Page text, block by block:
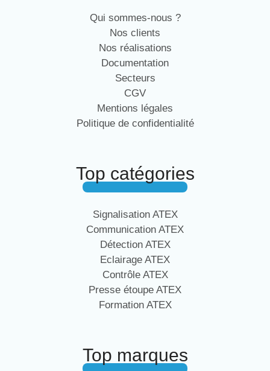
Qui sommes-nous ?
Nos clients
Nos réalisations
Documentation
Secteurs
CGV
Mentions légales
Politique de confidentialité
Top catégories
Signalisation ATEX
Communication ATEX
Détection ATEX
Eclairage ATEX
Contrôle ATEX
Presse étoupe ATEX
Formation ATEX
Top marques